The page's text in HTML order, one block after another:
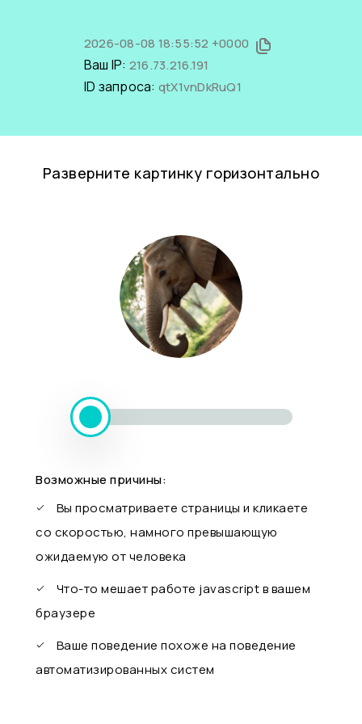
2026-08-08 18:55:52 +0000
Ваш IP: 216.73.216.191
ID запроса: qtX1vnDkRuQ1
Разверните картинку горизонтально
Возможные причины:
Вы просматриваете страницы и кликаете
со скоростью, намного превышающую
ожидаемую от человека
Что-то мешает работе javascript в вашем
браузере
Ваше поведение похоже на поведение
автоматизированных систем